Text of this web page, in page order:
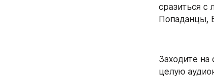
сразиться с
Попаданцы,
Заходите на
целую